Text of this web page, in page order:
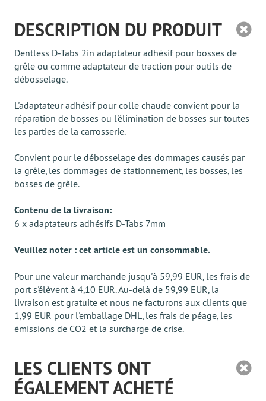
DESCRIPTION DU PRODUIT
Dentless D-Tabs 2in adaptateur adhésif pour bosses de
grêle ou comme adaptateur de traction pour outils de
débosselage.
L'adaptateur adhésif pour colle chaude convient pour la
réparation de bosses ou l'élimination de bosses sur toutes
les parties de la carrosserie.
Convient pour le débosselage des dommages causés par
la grêle, les dommages de stationnement, les bosses, les
bosses de grêle.
Contenu de la livraison:
6 x adaptateurs adhésifs D-Tabs 7mm
Veuillez noter : cet article est un consommable.
Pour une valeur marchande jusqu'à 59,99 EUR, les frais de
port s'élèvent à 4,10 EUR. Au-delà de 59,99 EUR, la
livraison est gratuite et nous ne facturons aux clients que
1,99 EUR pour l'emballage DHL, les frais de péage, les
émissions de CO2 et la surcharge de crise.
LES CLIENTS ONT
ÉGALEMENT ACHETÉ